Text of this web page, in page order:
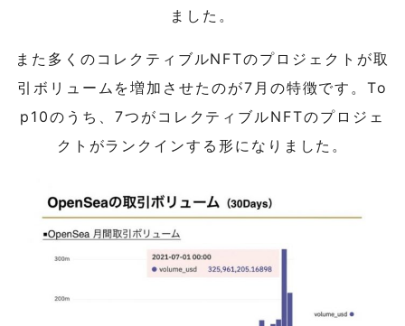
ました。
また多くのコレクティブルNFTのプロジェクトが取
引ボリュームを増加させたのが7月の特徴です。To
p10のうち、7つがコレクティブルNFTのプロジェ
クトがランクインする形になりました。